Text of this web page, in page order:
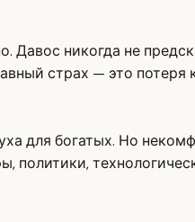
Давос никогда не
страх — это потеря
для богатых. Но
политики,